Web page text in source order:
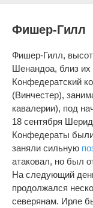
Фишер-Гилл
Фишер-Гилл,
Шенандоа, близ их
Конфедератский
(Винчестер),
кавалерии), под
18 сентября
Конфедераты были
заняли сильную
атаковал, но был
На следующий
продолжался
северянам. Ирле